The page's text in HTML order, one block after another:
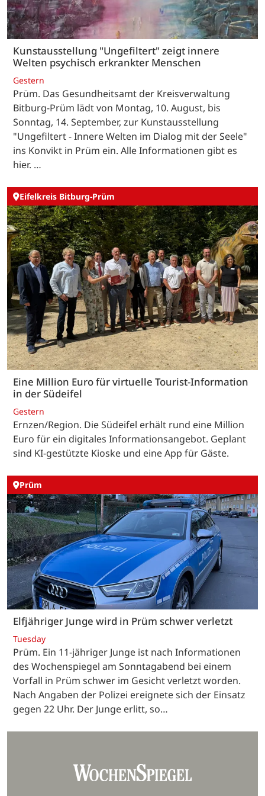
Kunstausstellung "Ungefiltert" zeigt innere
Welten psychisch erkrankter Menschen
Gestern
Prüm. Das Gesundheitsamt der Kreisverwaltung
Bitburg-Prüm lädt von Montag, 10. August, bis
Sonntag, 14. September, zur Kunstausstellung
"Ungefiltert - Innere Welten im Dialog mit der Seele"
ins Konvikt in Prüm ein. Alle Informationen gibt es
hier. …
Eifelkreis Bitburg-Prüm
Eine Million Euro für virtuelle Tourist-Information
in der Südeifel
Gestern
Ernzen/Region. Die Südeifel erhält rund eine Million
Euro für ein digitales Informationsangebot. Geplant
sind KI-gestützte Kioske und eine App für Gäste.
Prüm
Elfjähriger Junge wird in Prüm schwer verletzt
Tuesday
Prüm. Ein 11-jähriger Junge ist nach Informationen
des Wochenspiegel am Sonntagabend bei einem
Vorfall in Prüm schwer im Gesicht verletzt worden.
Nach Angaben der Polizei ereignete sich der Einsatz
gegen 22 Uhr. Der Junge erlitt, so…